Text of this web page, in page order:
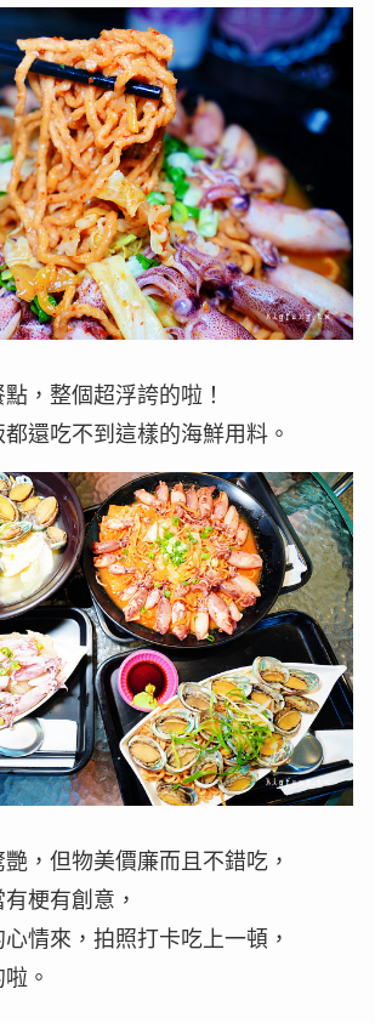
，整個超浮誇的啦！
還吃不到這樣的海鮮用料。
，但物美價廉而且不錯吃，
梗有創意，
情來，拍照打卡吃上一頓，
。